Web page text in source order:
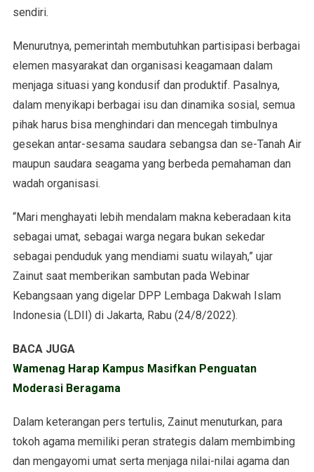
sendiri.
Menurutnya, pemerintah membutuhkan partisipasi berbagai
elemen masyarakat dan organisasi keagamaan dalam
menjaga situasi yang kondusif dan produktif. Pasalnya,
dalam menyikapi berbagai isu dan dinamika sosial, semua
pihak harus bisa menghindari dan mencegah timbulnya
gesekan antar-sesama saudara sebangsa dan se-Tanah Air
maupun saudara seagama yang berbeda pemahaman dan
wadah organisasi.
“Mari menghayati lebih mendalam makna keberadaan kita
sebagai umat, sebagai warga negara bukan sekedar
sebagai penduduk yang mendiami suatu wilayah,” ujar
Zainut saat memberikan sambutan pada Webinar
Kebangsaan yang digelar DPP Lembaga Dakwah Islam
Indonesia (LDII) di Jakarta, Rabu (24/8/2022).
BACA JUGA
Wamenag Harap Kampus Masifkan Penguatan
Moderasi Beragama
Dalam keterangan pers tertulis, Zainut menuturkan, para
tokoh agama memiliki peran strategis dalam membimbing
dan mengayomi umat serta menjaga nilai-nilai agama dan